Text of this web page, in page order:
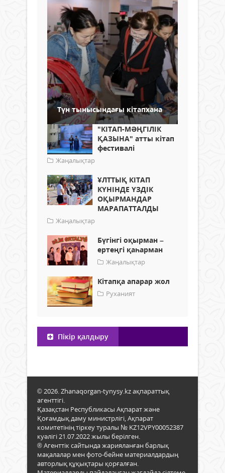
Түн тынысындағы кiтапхана
"КІТАП-МӘҢГІЛІК
ҚАЗЫНА" атты кітап
фестивалі
Жаңалықтар
ҰЛТТЫҚ КІТАП
КҮНІНДЕ ҮЗДІК
ОҚЫРМАНДАР
МАРАПАТТАЛДЫ
Жаңалықтар
Бүгінгі оқырман –
ертеңгі қаһарман
Жаңалықтар
Кітапқа апарар жол
Руханият
Пікір қалдыру
© 2026. Zhanaqorgan-tynysy.kz ақпараттық
агенттігі.
Қазақстан Республикасы Ақпарат және
Қоғамдық даму министрлігі, Ақпарат
комитетінің тіркеу туралы № KZ12VPY00052387
куәлігі 21.07.2022 жылы берілген.
® Агенттік сайтында жарияланған барлық
мақалалар мен фото-бейне материалдардың
авторлық құқықтары қорғалған.